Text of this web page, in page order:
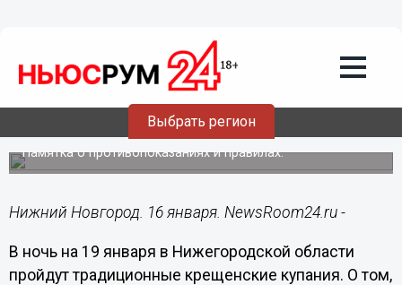
Выбрать регион
16.01.202411:33
Главный морж Нижегородской области
рассказал, как купаться в Крещение
Памятка о противопоказаниях и правилах.
Нижний Новгород. 16 января. NewsRoom24.ru -
В ночь на 19 января в Нижегородской области
пройдут традиционные крещенские купания. О том,